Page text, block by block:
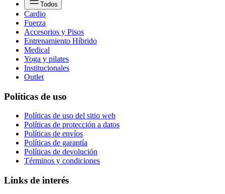
Todos
Cardio
Fuerza
Accesorios y Pisos
Entrenamiento Híbrido
Medical
Yoga y pilates
Institucionales
Outlet
Políticas de uso
Políticas de uso del sitio web
Políticas de protección a datos
Políticas de envíos
Políticas de garantía
Políticas de devolución
Términos y condiciones
Links de interés